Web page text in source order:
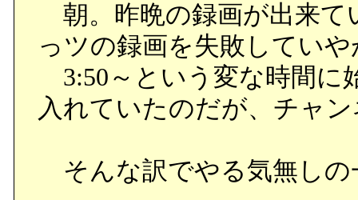
朝。昨晩の録画が出来て
っツの録画を失敗してい
3:50～という変な時間に
入れていたのだが、チャ
そんな訳でやる気無しの